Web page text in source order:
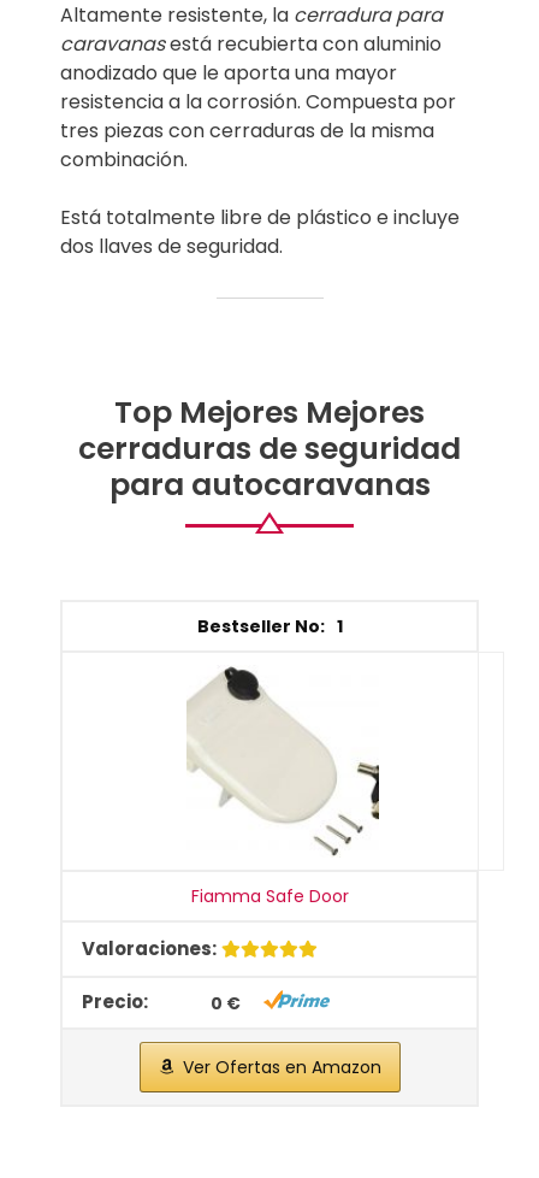
Altamente resistente, la cerradura para
caravanasestá recubierta con aluminio
anodizado que le aporta una mayor
resistencia a la corrosión. Compuesta por
tres piezas con cerraduras de la misma
combinación.
Está totalmente libre de plástico e incluye
dos llaves de seguridad.
Top Mejores Mejores
cerraduras de seguridad
para autocaravanas
1
Fiamma Safe Door
0 €
Ver Ofertas en Amazon